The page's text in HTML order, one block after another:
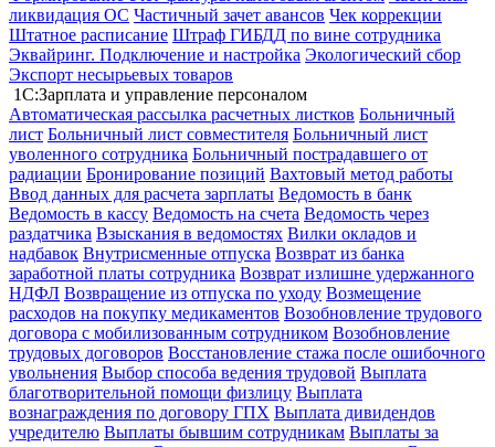
ликвидация ОС Частичный зачет авансов Чек коррекции
Штатное расписание Штраф ГИБДД по вине сотрудника
Эквайринг. Подключение и настройка Экологический сбор
Экспорт несырьевых товаров
1С:Зарплата и управление персоналом
Автоматическая рассылка расчетных листков Больничный
лист Больничный лист совместителя Больничный лист
уволенного сотрудника Больничный пострадавшего от
радиации Бронирование позиций Вахтовый метод работы
Ввод данных для расчета зарплаты Ведомость в банк
Ведомость в кассу Ведомость на счета Ведомость через
раздатчика Взыскания в ведомостях Вилки окладов и
надбавок Внутрисменные отпуска Возврат из банка
заработной платы сотрудника Возврат излишне удержанного
НДФЛ Возвращение из отпуска по уходу Возмещение
расходов на покупку медикаментов Возобновление трудового
договора с мобилизованным сотрудником Возобновление
трудовых договоров Восстановление стажа после ошибочного
увольнения Выбор способа ведения трудовой Выплата
благотворительной помощи физлицу Выплата
вознаграждения по договору ГПХ Выплата дивидендов
учредителю Выплаты бывшим сотрудникам Выплаты за